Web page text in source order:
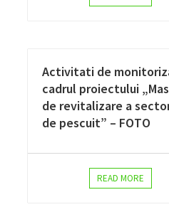
Activitati de
cadrul proiectului
de revitalizare a
de pescuit” – FOTO
READ MORE